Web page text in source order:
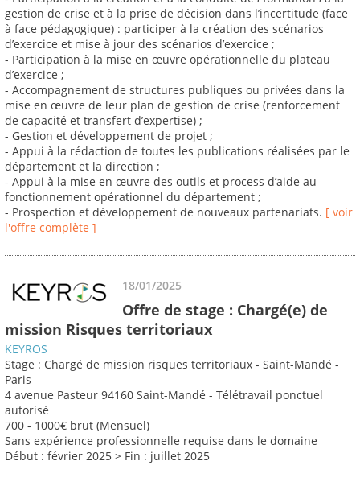
gestion de crise et à la prise de décision dans l’incertitude (face
à face pédagogique) : participer à la création des scénarios
d’exercice et mise à jour des scénarios d’exercice ;
- Participation à la mise en œuvre opérationnelle du plateau
d’exercice ;
- Accompagnement de structures publiques ou privées dans la
mise en œuvre de leur plan de gestion de crise (renforcement
de capacité et transfert d’expertise) ;
- Gestion et développement de projet ;
- Appui à la rédaction de toutes les publications réalisées par le
département et la direction ;
- Appui à la mise en œuvre des outils et process d’aide au
fonctionnement opérationnel du département ;
- Prospection et développement de nouveaux partenariats. [ voir
l'offre complète ]
18/01/2025
Offre de stage : Chargé(e) de
mission Risques territoriaux
KEYROS
Stage : Chargé de mission risques territoriaux - Saint-Mandé -
Paris
4 avenue Pasteur 94160 Saint-Mandé - Télétravail ponctuel
autorisé
700 - 1000€ brut (Mensuel)
Sans expérience professionnelle requise dans le domaine
Début : février 2025 > Fin : juillet 2025